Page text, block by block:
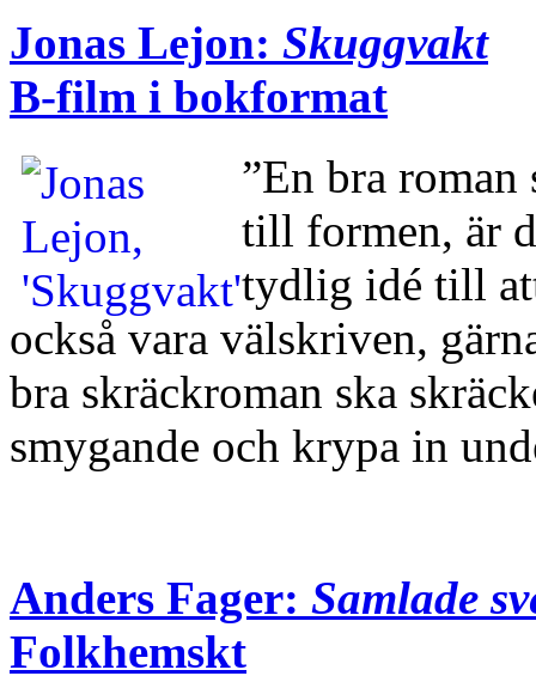
Jonas Lejon: Skuggvakt
B-film i bokformat
”En bra roman
till formen, är
tydlig idé till
också vara välskriven,
bra skräckroman ska
smygande och krypa in
Anders Fager: Samlade
Folkhemskt